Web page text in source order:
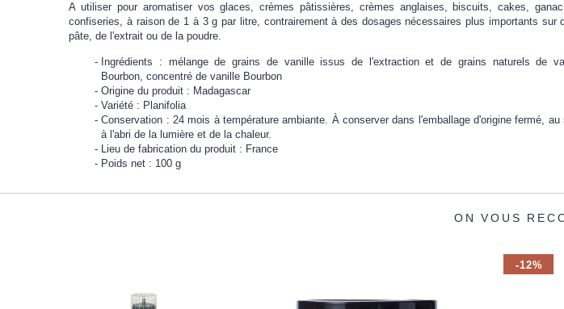
A utiliser pour aromatiser vos glaces, crèmes pâtissières, crèmes anglaises, biscuits, cakes,
confiseries, à raison de 1 à 3 g par litre, contrairement à des dosages nécessaires plus importants sur
pâte, de l'extrait ou de la poudre.
Ingrédients : mélange de grains de vanille issus de l'extraction et de grains naturels de
Bourbon, concentré de vanille Bourbon
Origine du produit : Madagascar
Variété : Planifolia
Conservation : 24 mois à température ambiante. À conserver dans l'emballage d'origine fermé, au
à l'abri de la lumière et de la chaleur.
Lieu de fabrication du produit : France
Poids net : 100 g
ON VOUS
-12%